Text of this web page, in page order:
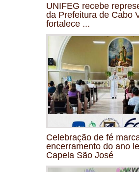
UNIFEG recebe
da Prefeitura de Cabo
fortalece ...
Celebração de fé
encerramento do ano
Capela São José